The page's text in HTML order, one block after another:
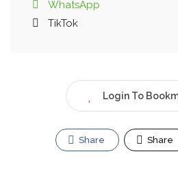
WhatsApp
TikTok
Login To
Share Share